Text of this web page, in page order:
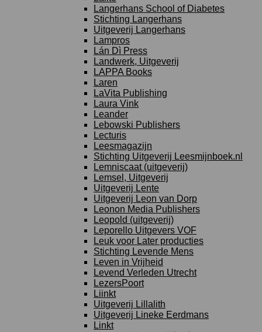
Langerhans School of Diabetes
Stichting Langerhans
Uitgeverij Langerhans
Lampros
Lán Dì Press
Landwerk, Uitgeverij
LAPPA Books
Laren
LaVita Publishing
Laura Vink
Leander
Lebowski Publishers
Lecturis
Leesmagazijn
Stichting Uitgeverij Leesmijnboek.nl
Lemniscaat (uitgeverij)
Lemsel, Uitgeverij
Uitgeverij Lente
Uitgeverij Leon van Dorp
Leonon Media Publishers
Leopold (uitgeverij)
Leporello Uitgevers VOF
Leuk voor Later producties
Stichting Levende Mens
Leven in Vrijheid
Levend Verleden Utrecht
LezersPoort
Liinkt
Uitgeverij Lillalith
Uitgeverij Lineke Eerdmans
Linkt